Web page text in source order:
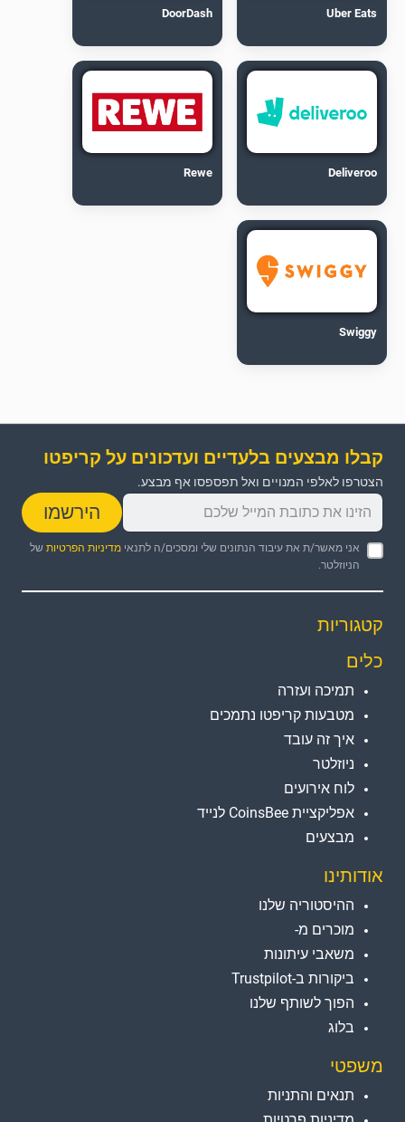
Uber Eats
DoorDash
Deliveroo
Rewe
Swiggy
קבלו מבצעים בלעדיים ועדכונים על קריפטו
הצטרפו לאלפי המנויים ואל תפספסו אף מבצע.
הירשמו
אני מאשר/ת את עיבוד הנתונים שלי ומסכים/ה לתנאימדיניות הפרטיות של
הניוזלטר.
קטגוריות
כלים
תמיכה ועזרה
מטבעות קריפטו נתמכים
איך זה עובד
ניוזלטר
לוח אירועים
אפליקציית CoinsBee לנייד
מבצעים
אודותינו
ההיסטוריה שלנו
מוכרים מ-
משאבי עיתונות
ביקורות ב-Trustpilot
הפוך לשותף שלנו
בלוג
משפטי
תנאים והתניות